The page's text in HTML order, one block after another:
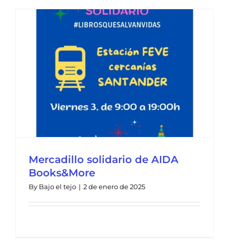
Mercadillo solidario de AIDA
Books&More
By Bajo el tejo | 2 de enero de 2025